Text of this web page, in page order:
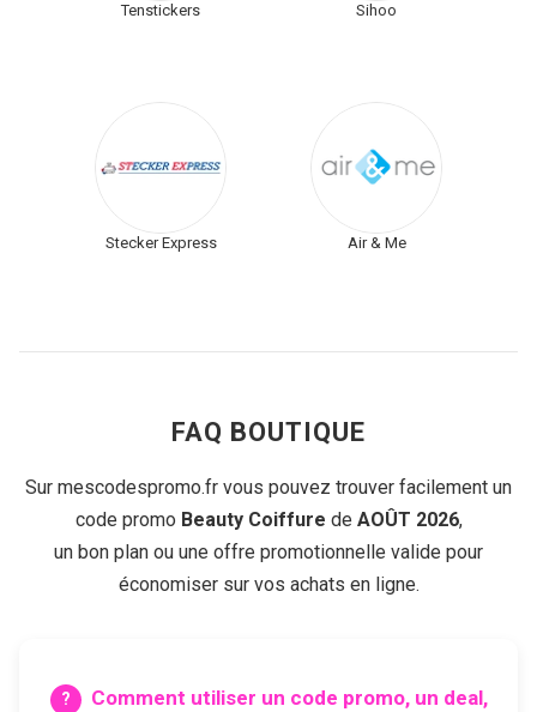
Tenstickers Sihoo
Stecker Express Air & Me
FAQ BOUTIQUE
Sur mescodespromo.fr vous pouvez trouver facilement un
code promo Beauty Coiffure de AOÛT 2026,
un bon plan ou une offre promotionnelle valide pour
économiser sur vos achats en ligne.
Comment utiliser un code promo, un deal,